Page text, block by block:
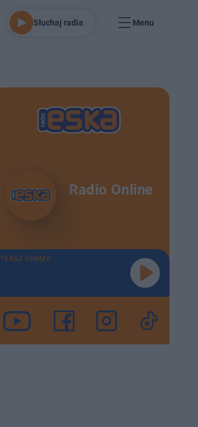
Słuchaj radia Menu
Radio Online
TERAZ GRAMY